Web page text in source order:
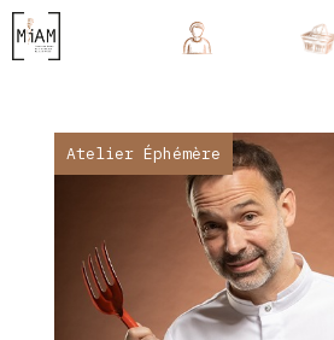
Aller
au
contenu
Atelier Éphémère